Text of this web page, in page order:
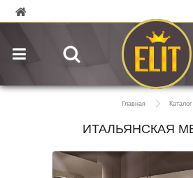
Главная Каталог
ИТАЛЬЯНСКАЯ